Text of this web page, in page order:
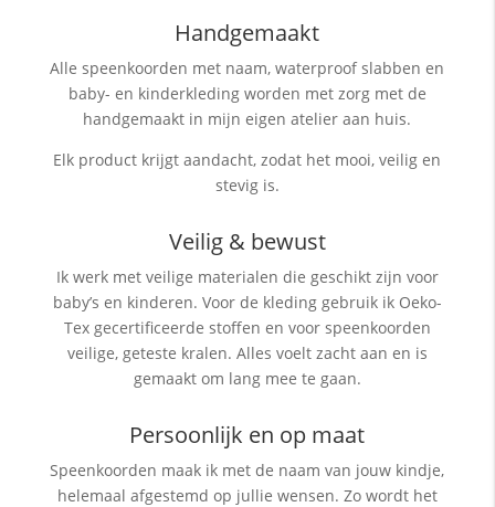
Handgemaakt
Alle speenkoorden met naam, waterproof slabbenen
baby- en kinderkleding worden met zorg met de
handgemaakt in mijn eigen atelier aan huis.
Elk product krijgt aandacht, zodat het mooi, veilig en
stevig is.
Veilig & bewust
Ik werk met veilige materialen die geschikt zijn voor
baby’s en kinderen. Voor de kleding gebruik ik Oeko-
Tex gecertificeerde stoffen en voor speenkoorden
veilige, geteste kralen. Alles voelt zacht aan en is
gemaakt om lang mee te gaan.
Persoonlijk en op maat
Speenkoorden maak ik met de naam van jouw kindje,
helemaal afgestemd op jullie wensen. Zo wordt het